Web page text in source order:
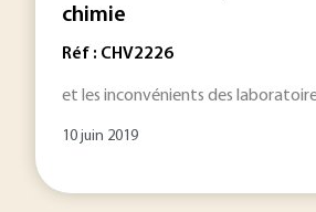
chimie
Réf : CHV2226
et les inconvénients des
10 juin 2019